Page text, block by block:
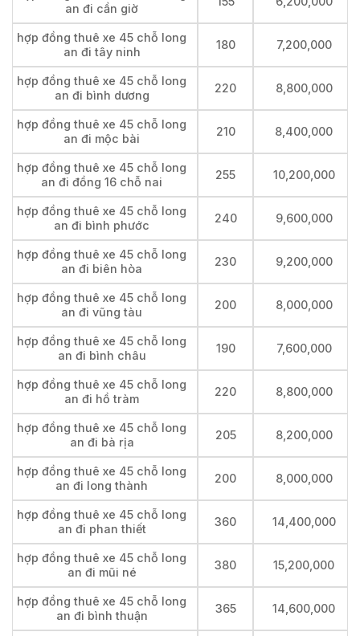
an đi cần giờ
hợp đồng thuê xe 45 chỗ long
an đi tây ninh
180 7,200,000
hợp đồng thuê xe 45 chỗ long
an đi bình dương
220 8,800,000
hợp đồng thuê xe 45 chỗ long
an đi mộc bài
210 8,400,000
hợp đồng thuê xe 45 chỗ long
an đi đồng 16 chỗ nai
255 10,200,000
hợp đồng thuê xe 45 chỗ long
an đi bình phước
240 9,600,000
hợp đồng thuê xe 45 chỗ long
an đi biên hòa
230 9,200,000
hợp đồng thuê xe 45 chỗ long
an đi vũng tàu
200 8,000,000
hợp đồng thuê xe 45 chỗ long
an đi bình châu
190 7,600,000
hợp đồng thuê xe 45 chỗ long
an đi hồ tràm
220 8,800,000
hợp đồng thuê xe 45 chỗ long
an đi bà rịa
205 8,200,000
hợp đồng thuê xe 45 chỗ long
an đi long thành
200 8,000,000
hợp đồng thuê xe 45 chỗ long
an đi phan thiết
360 14,400,000
hợp đồng thuê xe 45 chỗ long
an đi mũi né
380 15,200,000
hợp đồng thuê xe 45 chỗ long
an đi bình thuận
365 14,600,000